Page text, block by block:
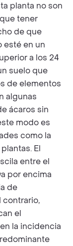
planta no son
tener
de que
esté en un
a los 24
suelo que
de elementos
algunas
ácaros sin
modo es
como la
El
entre el
por encima
de
contrario,
el
la incidencia